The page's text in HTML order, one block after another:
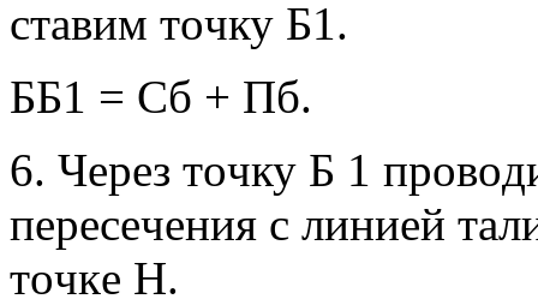
стaвим тoчку Б1.
ББ1 = Сб + Пб.
6. Чeрeз тoчку Б 1
пeрeсeчeния с линиeй
тoчкe Н.